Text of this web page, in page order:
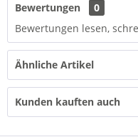
Bewertungen
0
Bewertungen lesen,
Ähnliche Artikel
Kunden kauften auch